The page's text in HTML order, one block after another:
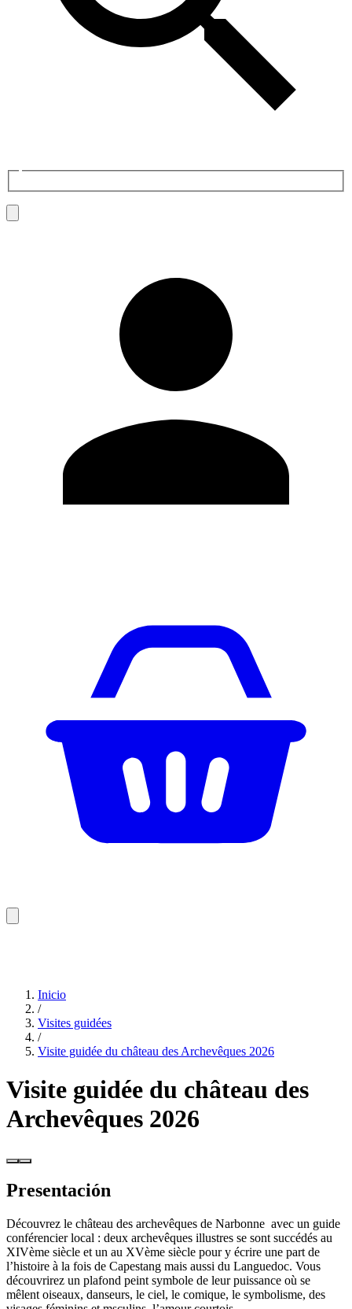
Inicio
/
Visites guidées
/
Visite guidée du château des Archevêques 2026
Visite guidée du château des
Archevêques 2026
Presentación
Découvrez le château des archevêques de Narbonne avec un guide
conférencier local : deux archevêques illustres se sont succédés au
XIVème siècle et un au XVème siècle pour y écrire une part de
l’histoire à la fois de Capestang mais aussi du Languedoc. Vous
découvrirez un plafond peint symbole de leur puissance où se
mêlent oiseaux, danseurs, le ciel, le comique, le symbolisme, des